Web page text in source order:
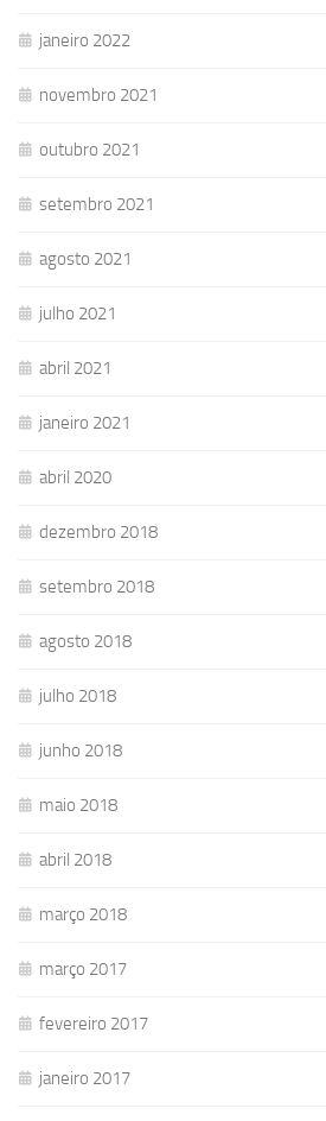
janeiro 2022
novembro 2021
outubro 2021
setembro 2021
agosto 2021
julho 2021
abril 2021
janeiro 2021
abril 2020
dezembro 2018
setembro 2018
agosto 2018
julho 2018
junho 2018
maio 2018
abril 2018
março 2018
março 2017
fevereiro 2017
janeiro 2017